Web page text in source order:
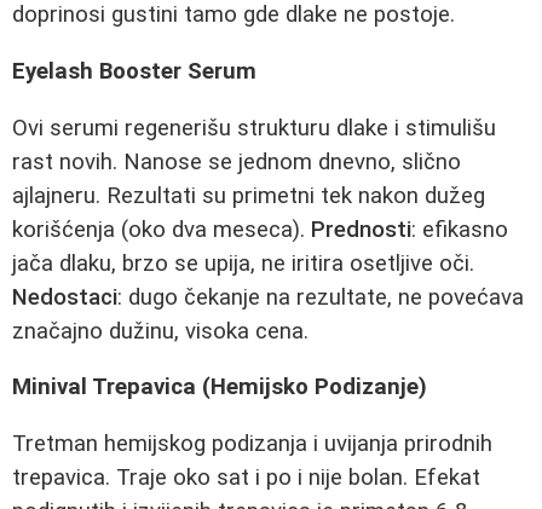
doprinosi gustini tamo gde dlake ne postoje.
Eyelash Booster Serum
Ovi serumi regenerišu strukturu dlake i stimulišu
rast novih. Nanose se jednom dnevno, slično
ajlajneru. Rezultati su primetni tek nakon dužeg
korišćenja (oko dva meseca). Prednosti: efikasno
jača dlaku, brzo se upija, ne iritira osetljive oči.
Nedostaci: dugo čekanje na rezultate, ne povećava
značajno dužinu, visoka cena.
Minival Trepavica (Hemijsko Podizanje)
Tretman hemijskog podizanja i uvijanja prirodnih
trepavica. Traje oko sat i po i nije bolan. Efekat